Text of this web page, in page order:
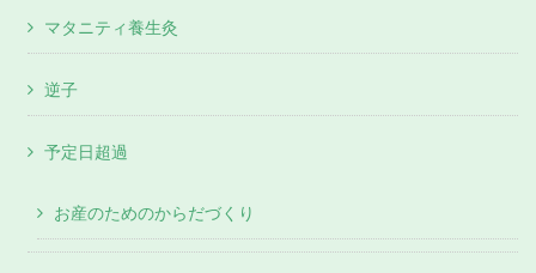
マタニティ養生灸
逆子
予定日超過
お産のためのからだづくり